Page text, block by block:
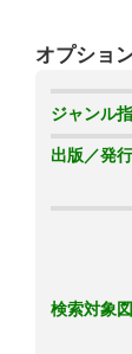
オプショ
ジャンル
出版／発
検索対象